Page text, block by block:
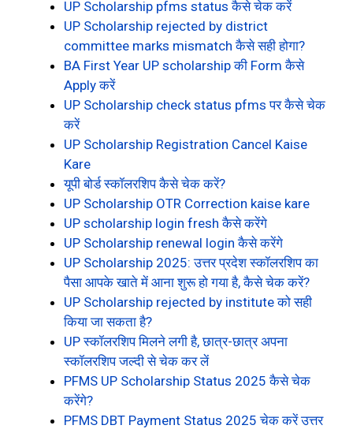
UP Scholarship pfms status कैसे चेक करें
UP Scholarship rejected by district
committee marks mismatch कैसे सही होगा?
BA First Year UP scholarship की Form कैसे
Apply करें
UP Scholarship check status pfms पर कैसे चेक
करें
UP Scholarship Registration Cancel Kaise
Kare
यूपी बोर्ड स्कॉलरशिप कैसे चेक करें?
UP Scholarship OTR Correction kaise kare
UP scholarship login fresh कैसे करेंगे
UP Scholarship renewal login कैसे करेंगे
UP Scholarship 2025: उत्तर प्रदेश स्कॉलरशिप का
पैसा आपके खाते में आना शुरू हो गया है, कैसे चेक करें?
UP Scholarship rejected by institute को सही
किया जा सकता है?
UP स्कॉलरशिप मिलने लगी है, छात्र-छात्र अपना
स्कॉलरशिप जल्दी से चेक कर लें
PFMS UP Scholarship Status 2025 कैसे चेक
करेंगे?
PFMS DBT Payment Status 2025 चेक करें उत्तर